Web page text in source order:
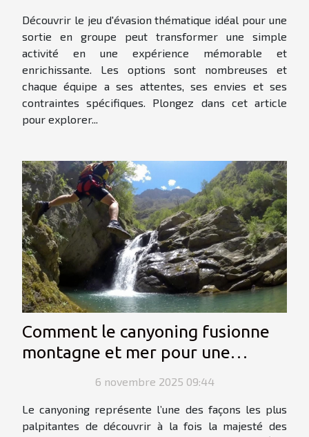
Découvrir le jeu d'évasion thématique idéal pour une
sortie en groupe peut transformer une simple
activité en une expérience mémorable et
enrichissante. Les options sont nombreuses et
chaque équipe a ses attentes, ses envies et ses
contraintes spécifiques. Plongez dans cet article
pour explorer...
Comment le canyoning fusionne
montagne et mer pour une
6 novembre 2025 09:44
Le canyoning représente l’une des façons les plus
palpitantes de découvrir à la fois la majesté des